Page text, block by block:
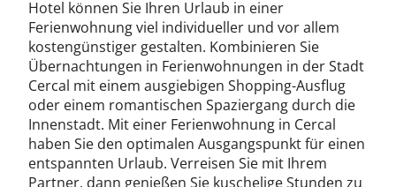
Hotel können Sie Ihren Urlaub in einer
Ferienwohnung viel individueller und vor allem
kostengünstiger gestalten. Kombinieren Sie
Übernachtungen in Ferienwohnungen in der Stadt
Cercal mit einem ausgiebigen Shopping-Ausflug
oder einem romantischen Spaziergang durch die
Innenstadt. Mit einer Ferienwohnung in Cercal
haben Sie den optimalen Ausgangspunkt für einen
entspannten Urlaub. Verreisen Sie mit Ihrem
Partner, dann genießen Sie kuschelige Stunden zu